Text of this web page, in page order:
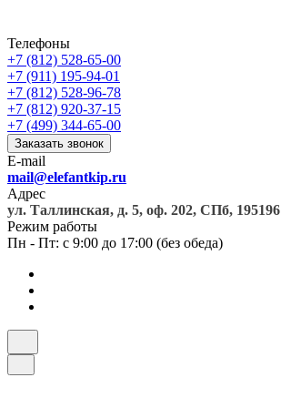
Телефоны
+7 (812) 528-65-00
+7 (911) 195-94-01
+7 (812) 528-96-78
+7 (812) 920-37-15
+7 (499) 344-65-00
Заказать звонок
E-mail
mail@elefantkip.ru
Адрес
ул. Таллинская, д. 5, оф. 202, СПб, 195196
Режим работы
Пн - Пт: с 9:00 до 17:00 (без обеда)